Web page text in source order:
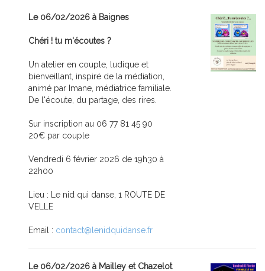
Le 06/02/2026 à Baignes
Chéri ! tu m'écoutes ?
Un atelier en couple, ludique et
bienveillant, inspiré de la médiation,
animé par Imane, médiatrice familiale.
De l'écoute, du partage, des rires.
Sur inscription au 06 77 81 45 90
20€ par couple
Vendredi 6 février 2026 de 19h30 à
22h00
Lieu : Le nid qui danse, 1 ROUTE DE
VELLE
Email : contact@lenidquidanse.fr
Le 06/02/2026 à Mailley et Chazelot